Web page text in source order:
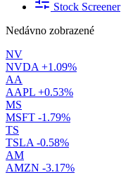
Stock Screener
Nedávno zobrazené
NV
NVDA +1.09%
AA
AAPL +0.53%
MS
MSFT -1.79%
TS
TSLA -0.58%
AM
AMZN -3.17%